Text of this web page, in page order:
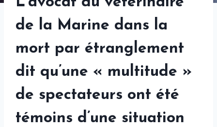
de la Marine dans la
mort par étranglement
dit qu’une « multitude »
de spectateurs ont été
témoins d’une situation